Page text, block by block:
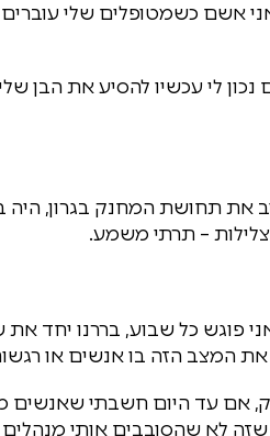
אשם כשמטופלים שלי
לי עכשיו להסיע את הבן
תחושת המחנק בגרון, היה
– תרתי משמע.
פוגש כל שבוע, בררנו יחד את
את המצב הזה בו אנשים או
אם עד היום חשבתי שאנשים
לא שהסובבים אותי מנהלים